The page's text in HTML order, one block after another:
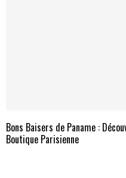
Bons Baisers de Paname :
Boutique Parisienne